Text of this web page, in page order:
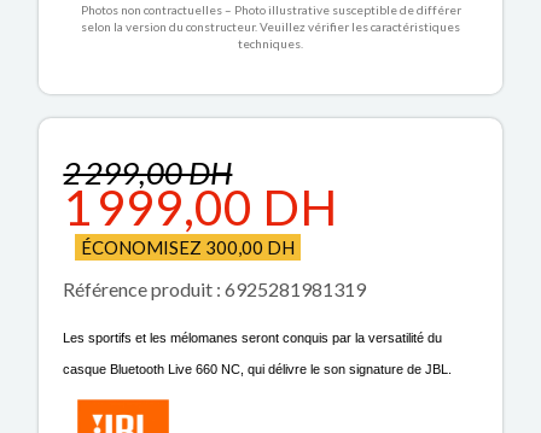
Photos non contractuelles – Photo illustrative susceptible de différer
selon la version du constructeur. Veuillez vérifier les caractéristiques
techniques.
2 299,00 DH
1 999,00 DH
ÉCONOMISEZ 300,00 DH
Référence produit : 6925281981319
Les sportifs et les mélomanes seront conquis par la versatilité du
casque Bluetooth Live 660 NC, qui délivre le son signature de JBL.